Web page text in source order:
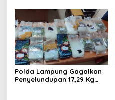
Polda Lampung Gagalkan
Penyelundupan 17,29 Kg